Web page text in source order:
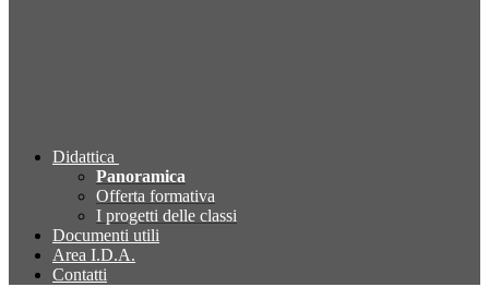
Didattica
Panoramica
Offerta formativa
I progetti delle classi
Documenti utili
Area I.D.A.
Contatti